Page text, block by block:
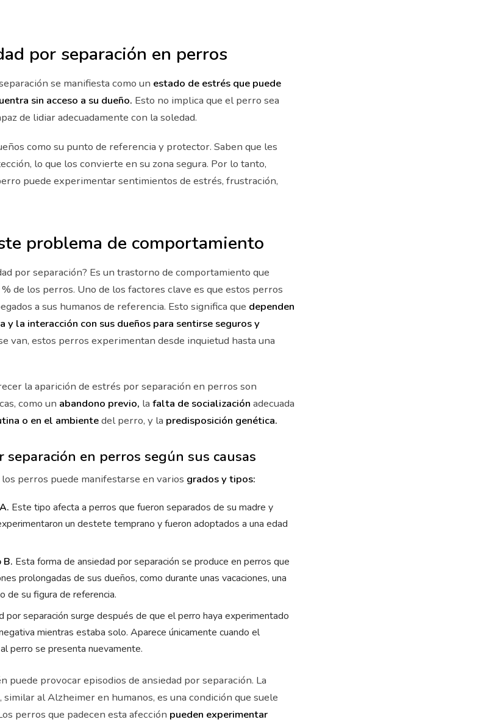
por separación en perros
se manifiesta como un estado de estrés que puede
sin acceso a su dueño. Esto no implica que el perro sea
de lidiar adecuadamente con la soledad.
como su punto de referencia y protector. Saben que les
lo que los convierte en su zona segura. Por lo tanto,
puede experimentar sentimientos de estrés, frustración,
problema de comportamiento
por separación? Es un trastorno de comportamiento que
de los perros. Uno de los factores clave es que estos perros
a sus humanos de referencia. Esto significa que dependen
y la interacción con sus dueños para sentirse seguros y
van, estos perros experimentan desde inquietud hasta una
la aparición de estrés por separación en perros son
como un abandono previo, la falta de socialización adecuada
o en el ambientedel perro, y la predisposición genética.
en perros según sus causas
perros puede manifestarse en varios grados y tipos:
Este tipo afecta a perros que fueron separados de su madre y
un destete temprano y fueron adoptados a una edad
B. Esta forma de ansiedad por separación se produce en perros que
prolongadas de sus dueños, como durante unas vacaciones, una
de su figura de referencia.
por separación surge después de que el perro haya experimentado
mientras estaba solo. Aparece únicamente cuando el
perro se presenta nuevamente.
puede provocar episodios de ansiedad por separación. La
al Alzheimer en humanos, es una condición que suele
perros que padecen esta afección pueden experimentar